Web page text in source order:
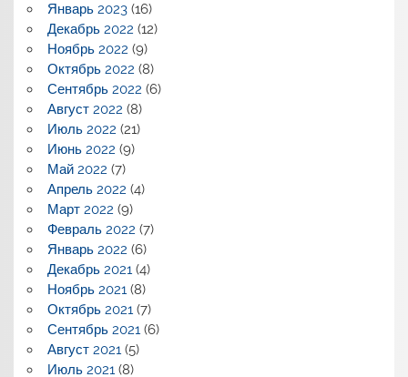
Январь 2023(16)
Декабрь 2022 (12)
Ноябрь 2022 (9)
Октябрь 2022 (8)
Сентябрь 2022 (6)
Август 2022 (8)
Июль 2022 (21)
Июнь 2022 (9)
Май 2022 (7)
Апрель 2022 (4)
Март 2022 (9)
Февраль 2022 (7)
Январь 2022 (6)
Декабрь 2021(4)
Ноябрь 2021(8)
Октябрь 2021(7)
Сентябрь 2021(6)
Август 2021(5)
Июль 2021(8)